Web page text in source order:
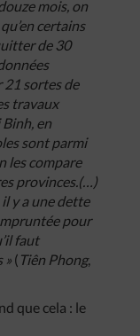
mois, on
qu’en certains
de 30
21 sortesde
travaux
Binh, en
sontparmi
lescompare
provinces.(…)
ilya unedette
pour
faut
» ( Tiên Phong,
que cela : le